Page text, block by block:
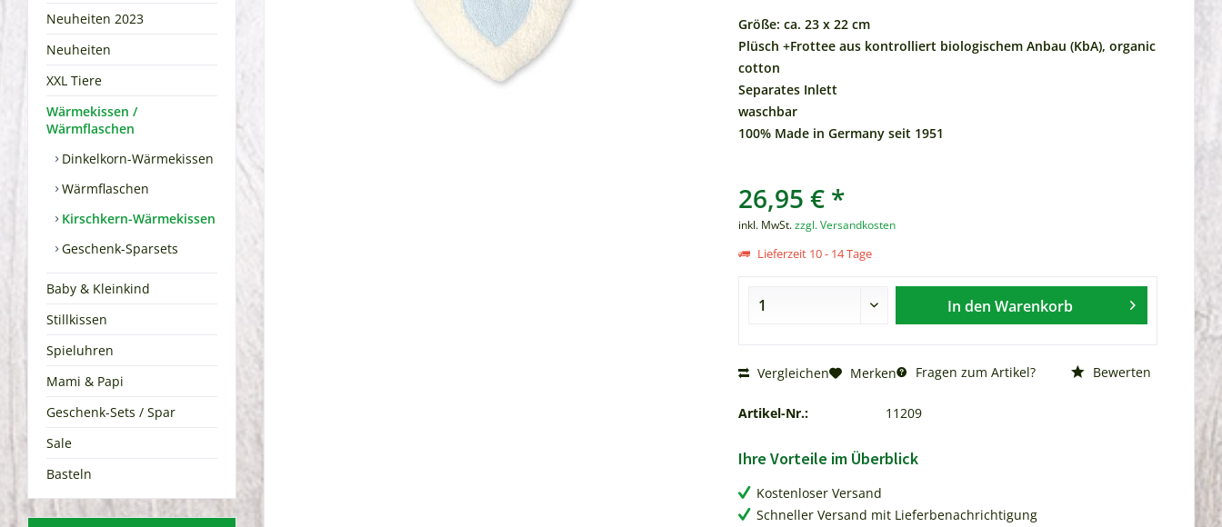
Neuheiten 2023
Neuheiten
XXL Tiere
Wärmekissen /
Wärmflaschen
Dinkelkorn-Wärmekissen
Wärmflaschen
Kirschkern-Wärmekissen
Geschenk-Sparsets
Baby & Kleinkind
Stillkissen
Spieluhren
Mami & Papi
Geschenk-Sets / Spar
Sale
Basteln
Größe: ca. 23 x 22 cm
Plüsch +Frottee aus kontrolliert biologischem Anbau (KbA), organic
cotton
Separates Inlett
waschbar
100% Made in Germany seit 1951
26,95 € *
inkl. MwSt.zzgl. Versandkosten
Lieferzeit 10 - 14 Tage
In den Warenkorb
Vergleichen Merken Fragen zum Artikel? Bewerten
Artikel-Nr.: 11209
Ihre Vorteile im Überblick
Kostenloser Versand
Schneller Versand mit Lieferbenachrichtigung